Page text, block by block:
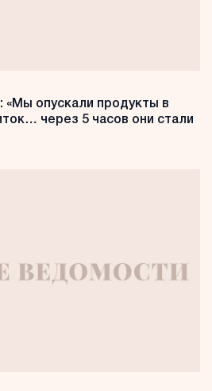
опускали продукты в
через 5 часов они стали